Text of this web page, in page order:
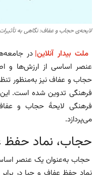
لایحه‌ی حجاب و عفاف: نگاهی به
ملت بیدار آنلاین| در
عنصر اساسی از ارزش‌ها و
حجاب و عفاف نیز به‌منظور
فرهنگی تدوین شده است. این
فرهنگی لایحهٔ حجاب و
می‌پردازد.
حجاب، نماد
حجاب به‌عنوان یک عنصر